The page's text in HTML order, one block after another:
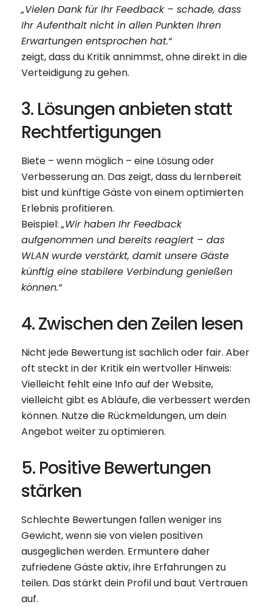
„Vielen Dank für Ihr Feedback – schade, dass
Ihr Aufenthalt nicht in allen Punkten Ihren
Erwartungen entsprochen hat.“
zeigt, dass du Kritik annimmst, ohne direkt in die
Verteidigung zu gehen.
3. Lösungen anbieten statt
Rechtfertigungen
Biete – wenn möglich – eine Lösung oder
Verbesserung an. Das zeigt, dass du lernbereit
bist und künftige Gäste von einem optimierten
Erlebnis profitieren.
Beispiel:„Wir haben Ihr Feedback
aufgenommen und bereits reagiert – das
WLAN wurde verstärkt, damit unsere Gäste
künftig eine stabilere Verbindung genießen
können.“
4. Zwischen den Zeilen lesen
Nicht jede Bewertung ist sachlich oder fair. Aber
oft steckt in der Kritik ein wertvoller Hinweis:
Vielleicht fehlt eine Info auf der Website,
vielleicht gibt es Abläufe, die verbessert werden
können. Nutze die Rückmeldungen, um dein
Angebot weiter zu optimieren.
5. Positive Bewertungen
stärken
Schlechte Bewertungen fallen weniger ins
Gewicht, wenn sie von vielen positiven
ausgeglichen werden. Ermuntere daher
zufriedene Gäste aktiv, ihre Erfahrungen zu
teilen. Das stärkt dein Profil und baut Vertrauen
auf.